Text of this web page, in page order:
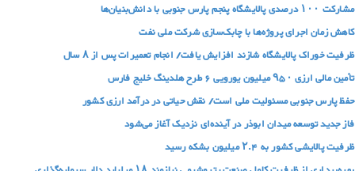
مشارکت ۱۰۰ درصدی پالایشگاه پنجم پارس جنوبی با دانش‌بنیان‌ها
کاهش زمان اجرای پروژه‌ها با چابک‌سازی شرکت ملی نفت
ظرفیت خوراک پالایشگاه شازند افزایش یافت/ انجام تعمیرات پس از ۸ سال
تأمین مالی ارزی ۹۵۰ میلیون یورویی ۶ طرح‌ هلدینگ خلیج‌ فارس
حفظ پارس جنوبی مسئولیت ملی است/ نقش حیاتی در درآمد ارزی کشور
فاز جدید توسعه میدان ابوذر در آینده‌ای نزدیک آغاز می‌شود
ظرفیت پالایشی کشور به ۲.۴ میلیون بشکه رسید